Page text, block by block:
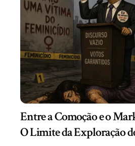
Entre a Comoção e o
O Limite da Exploração